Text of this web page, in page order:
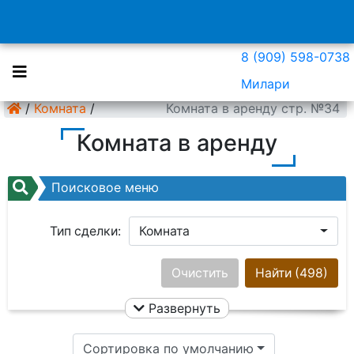
8 (909) 598-0738
Милари
/ Комната / Комната в аренду стр. №34
Комната в аренду
Поисковое меню
Тип сделки: Комната
Ничего не выбрано
Цена:
Найти (498)
Очистить
Развернуть
Сортировка по умолчанию